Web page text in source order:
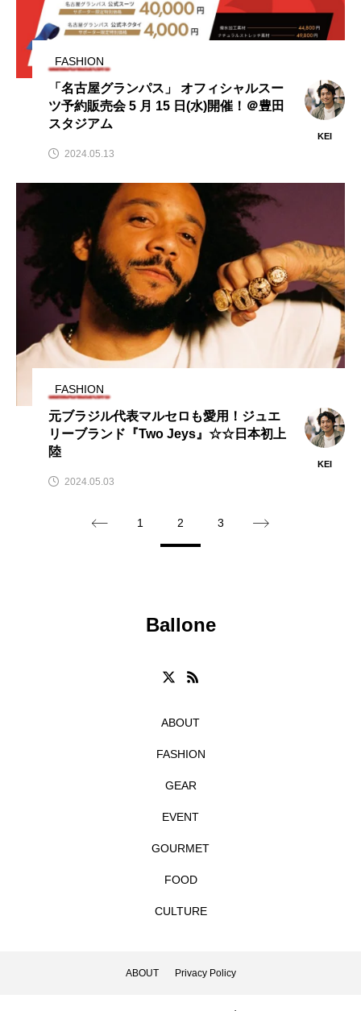
FASHION
「名古屋グランパス」 オフィシャルスー
ツ予約販売会 5 月 15 日(水)開催！＠豊田
スタジアム
KEI
2024.05.13
FASHION
元ブラジル代表マルセロも愛用！ジュエ
リーブランド『Two Jeys』☆☆日本初上
陸
KEI
2024.05.03
1 2 3
Ballone
ABOUT
FASHION
GEAR
EVENT
GOURMET
FOOD
CULTURE
ABOUT Privacy Policy